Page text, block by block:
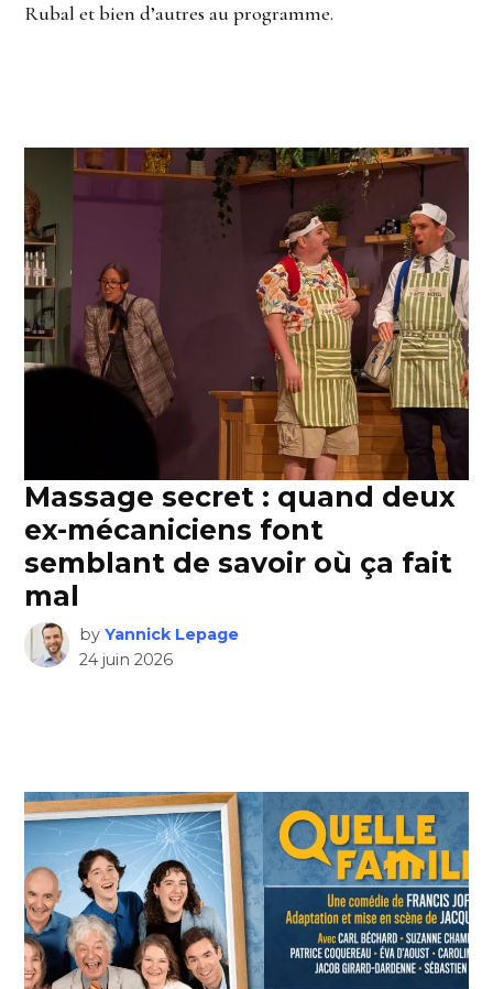
Rubal et bien d’autres au programme.
Massage secret : quand deux
ex-mécaniciens font
semblant de savoir où ça fait
mal
by Yannick Lepage
24 juin 2026